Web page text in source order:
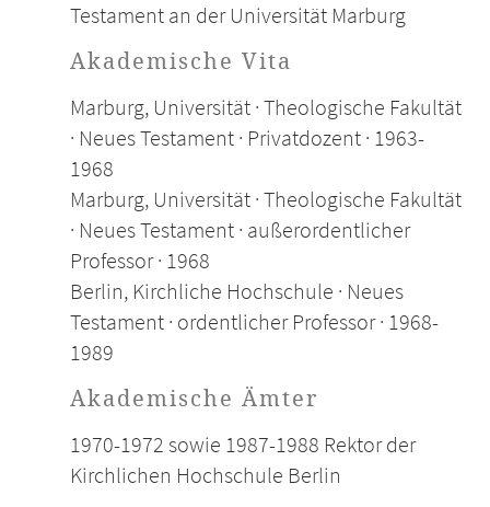
Testament an der Universität Marburg
Akademische Vita
Marburg, Universität · Theologische Fakultät
· Neues Testament · Privatdozent · 1963-
1968
Marburg, Universität · Theologische Fakultät
· Neues Testament · außerordentlicher
Professor · 1968
Berlin, Kirchliche Hochschule · Neues
Testament · ordentlicher Professor · 1968-
1989
Akademische Ämter
1970-1972 sowie 1987-1988 Rektor der
Kirchlichen Hochschule Berlin